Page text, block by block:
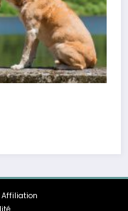
le cortisol,